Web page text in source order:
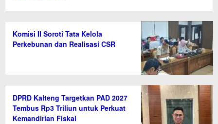
Komisi II Soroti Tata Kelola
Perkebunan dan Realisasi CSR
DPRD Kalteng Targetkan PAD 2027
Tembus Rp3 Triliun untuk Perkuat
Kemandirian Fiskal